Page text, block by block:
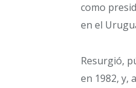
como
en el
Resurgió,
en 1982, y,